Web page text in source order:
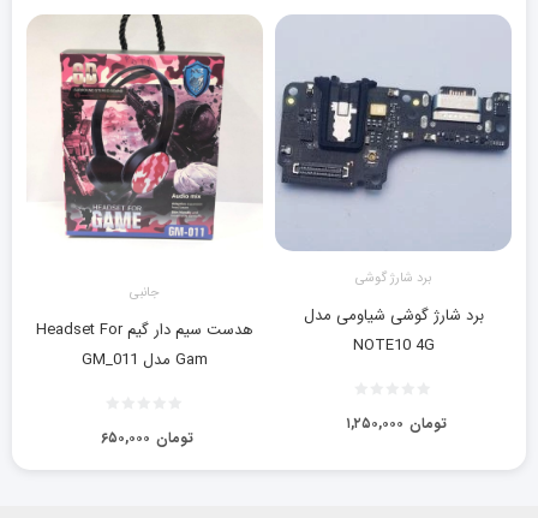
برد شارژ گوشی
برد شارژ گوشی شیاومی مدل
NOTE10 4G
۱,۲۵۰,۰۰۰ تومان
جانبی
هدست سیم دار گیم Headset For
Gam مدل GM_011
۶۵۰,۰۰۰ تومان